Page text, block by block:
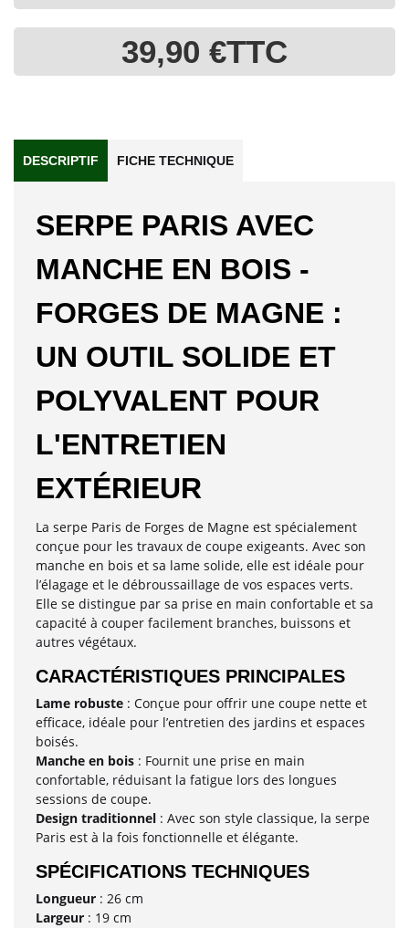
39,90 €TTC
DESCRIPTIF FICHE TECHNIQUE
SERPE PARIS AVEC
MANCHE EN BOIS -
FORGES DE MAGNE :
UN OUTIL SOLIDE ET
POLYVALENT POUR
L'ENTRETIEN
EXTÉRIEUR
La serpe Paris de Forges de Magne est spécialement
conçue pour les travaux de coupe exigeants. Avec son
manche en bois et sa lame solide, elle est idéale pour
l’élagage et le débroussaillage de vos espaces verts.
Elle se distingue par sa prise en main confortable et sa
capacité à couper facilement branches, buissons et
autres végétaux.
CARACTÉRISTIQUES PRINCIPALES
Lame robuste : Conçue pour offrir une coupe nette et
efficace, idéale pour l’entretien des jardins et espaces
boisés.
Manche en bois : Fournit une prise en main
confortable, réduisant la fatigue lors des longues
sessions de coupe.
Design traditionnel : Avec son style classique, la serpe
Paris est à la fois fonctionnelle et élégante.
SPÉCIFICATIONS TECHNIQUES
Longueur : 26 cm
Largeur : 19 cm